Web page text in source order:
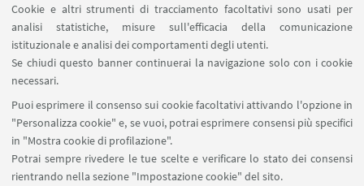
Cookie e altri strumenti di tracciamento facoltativi sono usati per
analisi statistiche, misure sull'efficacia della comunicazione
istituzionale e analisi dei comportamenti degli utenti.
Se chiudi questo banner continuerai la navigazione solo con i cookie
necessari.
Puoi esprimere il consenso sui cookie facoltativi attivando l'opzione in
"Personalizza cookie" e, se vuoi, potrai esprimere consensi più specifici
in "Mostra cookie di profilazione".
Potrai sempre rivedere le tue scelte e verificare lo stato dei consensi
rientrando nella sezione "Impostazione cookie" del sito.
[ .pdf 1030Kb ]
Leggi l’articolo da noi scritto sulla proposta
formativa regionale “Le misure patrimoniali e la
gestione delle posizioni in amministrazione
giudiziaria”.